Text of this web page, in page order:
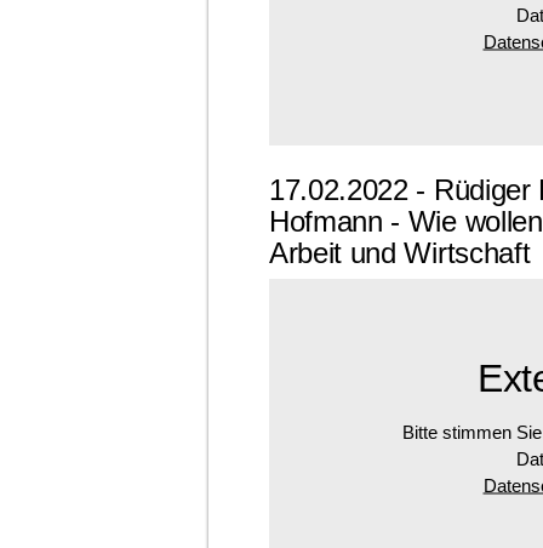
17.02.2022 -
Hofmann - Wie
Arbeit und Wirtschaft
Bitte stimmen